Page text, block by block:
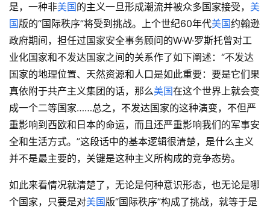
是，一种非美国的主义一旦形成潮流并被众多国家接受， 美
国版的“国际秩序”将受到挑战。上个世纪60年代美国约翰逊
政府期间，担任过国家安全事务顾问的W·W·罗斯托曾对工
业化国家和不发达国家之间的关系作了如下阐述：“不发达
国家的地理位置、天然资源和人口是如此重要：要是它们果
真依附于共产主义集团的话，那么美国在这个世界上就会变
成一个二等国家……总之，不发达国家的这种演变，不但严
重影响到西欧和日本的命运，而且还严重影响我们的军事安
全和生活方式。”这段话中的基本逻辑很清楚，是什么主义
并不是最主要的，关键是这种主义所构成的竞争态势。
如此来看情况就清楚了，无论是何种意识形态，也无论是哪
个国家，只要是对美国版“国际秩序”构成了挑战，就等于是